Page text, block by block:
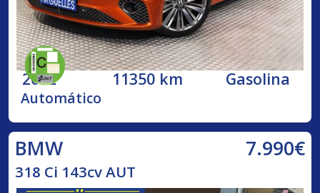
2022 11350 km Gasolina
Automático
BMW 7.990€
318 Ci 143cv AUT